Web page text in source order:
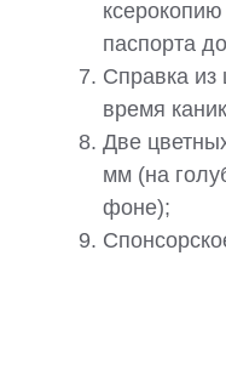
паспорта
Справка из
время
Две
мм (на
фоне);